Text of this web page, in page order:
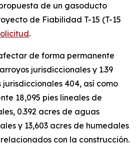
de un gasoducto
de Fiabilidad T-15 (T-15
.
de forma permanente
jurisdiccionales y 1.39
404, así como
18,095 pies lineales de
0.392 acres de aguas
y 13,603 acres de humedales
con la construcción.